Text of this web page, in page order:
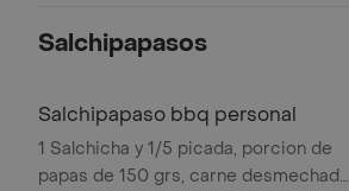
Salchipapasos
Salchipapaso bbq personal
1 Salchicha y 1/5 picada, porcion de
papas de 150 grs, carne desmechada